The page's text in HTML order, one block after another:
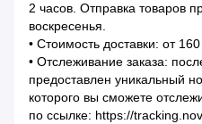
2 часов. Отправка товаров
воскресенья.
• Стоимость доставки: от 160
• Отслеживание заказа:
предоставлен уникальный
которого вы сможете
по ссылке: https://